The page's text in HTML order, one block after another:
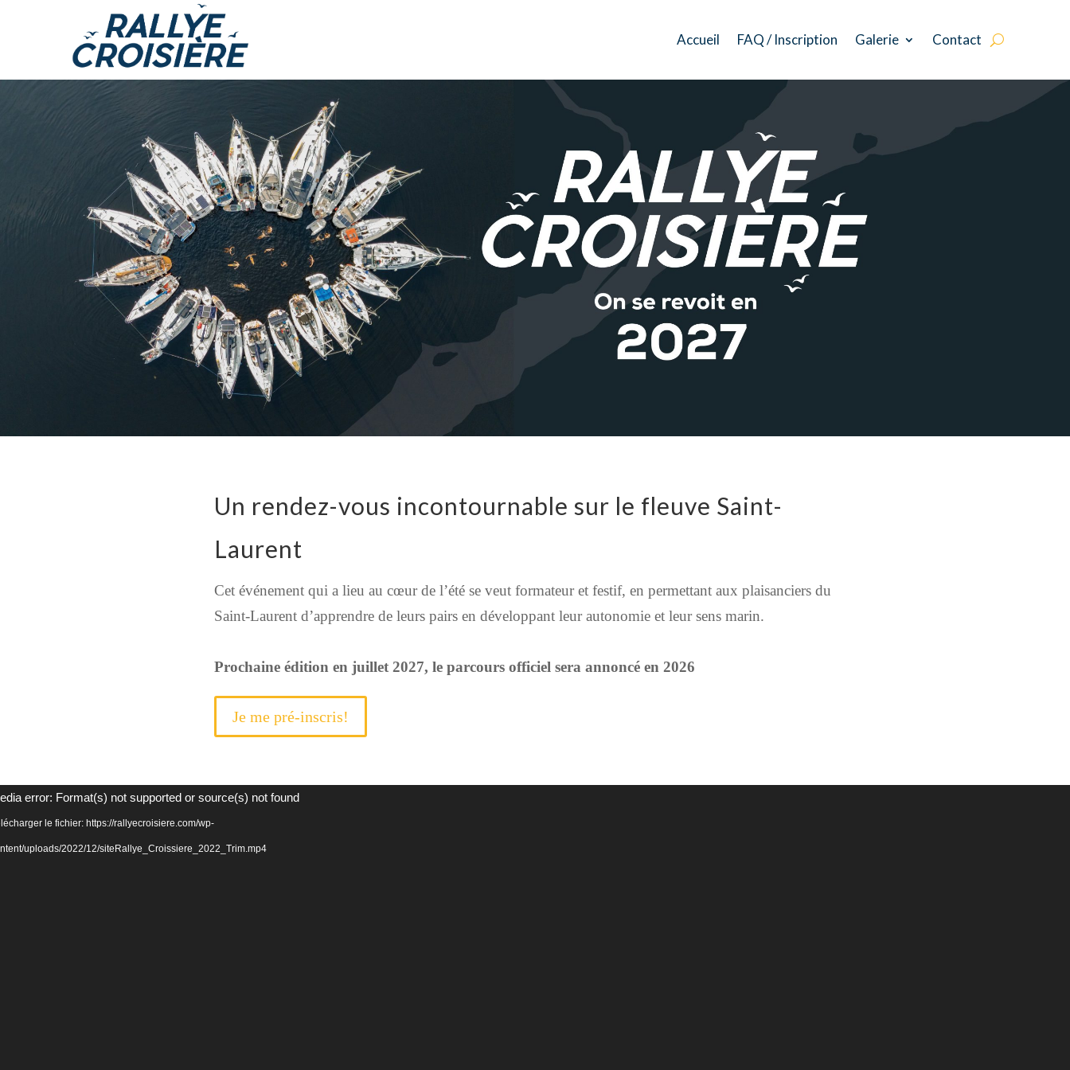
Accueil FAQ / Inscription Galerie Contact
Un rendez-vous incontournable sur le fleuve Saint-
Laurent
Cet événement qui a lieu au cœur de l’été se veut formateur et festif, en permettant aux plaisanciers du
Saint-Laurent d’apprendre de leurs pairs en développant leur autonomie et leur sens marin.
Prochaine édition en juillet 2027, le parcours officiel sera annoncé en 2026
Je me pré-inscris!
Lecteur
vidéo
error: Format(s) not supported or source(s) not found
le fichier: https://rallyecroisiere.com/wp-
uploads/2022/12/siteRallye_Croissiere_2022_Trim.mp4